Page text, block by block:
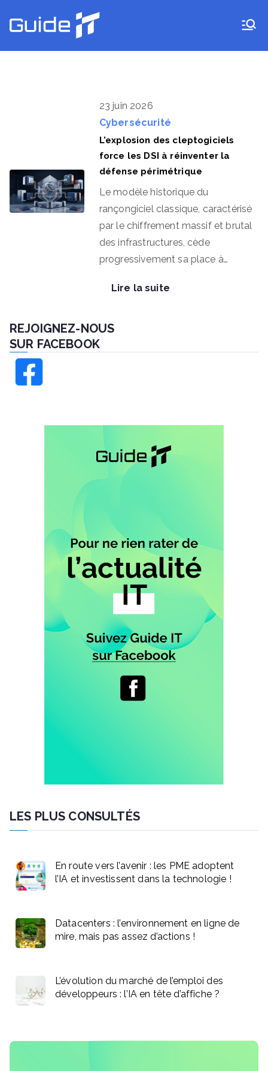
au
23 juin 2026
Cybersécurité
L’explosion des cleptogiciels
force les DSI à réinventer la
défense périmétrique
Le modèle historique du
rançongiciel classique, caractérisé
par le chiffrement massif et brutal
des infrastructures, cède
progressivement sa place à…
Lire la suite
REJOIGNEZ-NOUS
SUR FACEBOOK
LES PLUS CONSULTÉS
En route vers l’avenir : les PME adoptent
l’IA et investissent dans la technologie !
Datacenters : l’environnement en ligne de
mire, mais pas assez d’actions !
L’évolution du marché de l’emploi des
développeurs : l’IA en tête d’affiche ?